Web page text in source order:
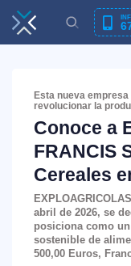
Esta nueva
revolucionar la
Conoce a
FRANCIS
Cereales
abril de 2026, se
posiciona como
sostenible de
500,00 Euros,